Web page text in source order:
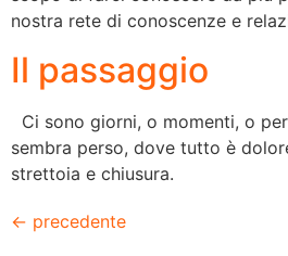
nostra rete di conoscenze e
Il passaggio
Ci sono giorni, o momenti, o
sembra perso, dove tutto è
strettoia e chiusura.
← precedente